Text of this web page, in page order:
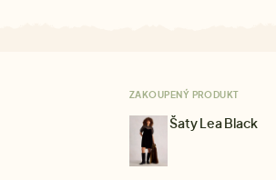
ZAKOUPENÝ PRODUKT
Šaty Lea Black